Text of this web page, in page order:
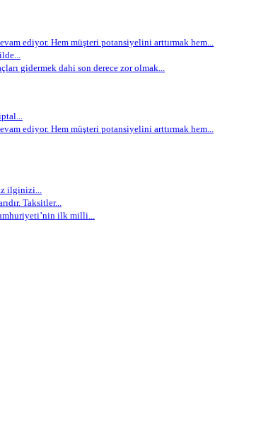
ediyor. Hem müşteri potansiyelini arttırmak hem...
gidermek dahi son derece zor olmak...
ediyor. Hem müşteri potansiyelini arttırmak hem...
ilginizi...
Taksitler...
ilk milli...